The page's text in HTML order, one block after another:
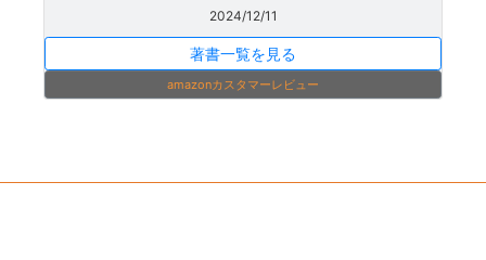
2024/12/11
著書一覧を見る
amazonカスタマーレビュー